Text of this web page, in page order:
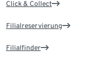
Click & Collect
Filialreservierung
Filialfinder